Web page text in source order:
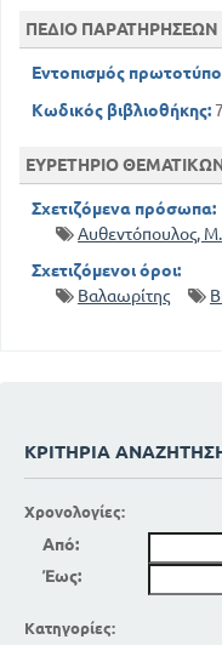
ΠΕΔΙΟ ΠΑΡΑΤΗΡΗΣΕΩΝ
Εντοπισμός
Κωδικός βιβλιοθήκης:
ΕΥΡΕΤΗΡΙΟ
Σχετιζόμενα πρόσωπα:
Αυθεντόπουλος, Μ.
Σχετιζόμενοι όροι:
Βαλαωρίτης
ΚΡΙΤΉΡΙΑ
Χρονολογίες:
Από:
Έως:
Κατηγορίες: